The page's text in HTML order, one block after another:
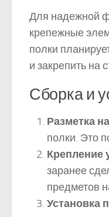
Для надежной
крепежные
полки
и закрепить на
Сборка и
Разметка
полки. Это
Крепление
заранее
предметов
Установка